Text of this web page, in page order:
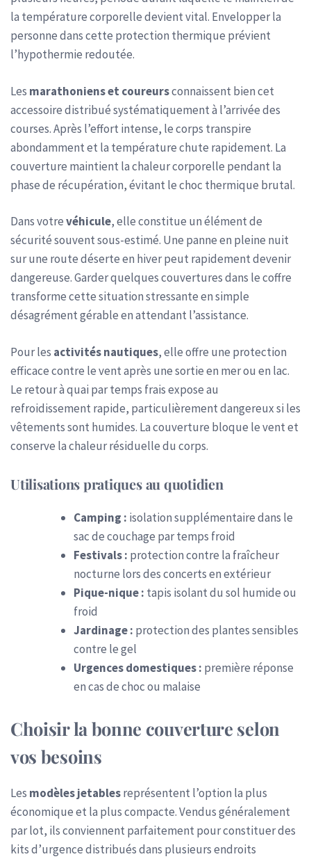
la température corporelle devient vital. Envelopper la
personne dans cette protection thermique prévient
l’hypothermie redoutée.
Les marathoniens et coureursconnaissent bien cet
accessoire distribué systématiquement à l’arrivée des
courses. Après l’effort intense, le corps transpire
abondamment et la température chute rapidement. La
couverture maintient la chaleur corporelle pendant la
phase de récupération, évitant le choc thermique brutal.
Dans votrevéhicule, elle constitue un élément de
sécurité souvent sous-estimé. Une panne en pleine nuit
sur une route déserte en hiver peut rapidement devenir
dangereuse. Garder quelques couvertures dans le coffre
transforme cette situation stressante en simple
désagrément gérable en attendant l’assistance.
Pour les activités nautiques, elle offre une protection
efficace contre le vent après une sortie en mer ou en lac.
Le retour à quai par temps frais expose au
refroidissement rapide, particulièrement dangereux si les
vêtements sont humides. La couverture bloque le vent et
conserve la chaleur résiduelle du corps.
Utilisations pratiques au quotidien
Camping : isolation supplémentaire dans le
sac de couchage par temps froid
Festivals : protection contre la fraîcheur
nocturne lors des concerts en extérieur
Pique-nique : tapis isolant du sol humide ou
froid
Jardinage : protection des plantes sensibles
contre le gel
Urgences domestiques : première réponse
en cas de choc ou malaise
Choisir la bonne couverture selon
vos besoins
Les modèles jetablesreprésentent l’option la plus
économique et la plus compacte. Vendus généralement
par lot, ils conviennent parfaitement pour constituer des
kits d’urgence distribués dans plusieurs endroits